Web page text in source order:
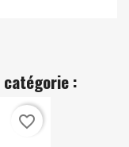
:
favorite_border